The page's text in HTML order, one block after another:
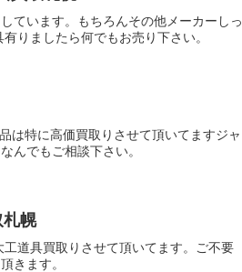
ています。もちろんその他メーカーしっ
りましたら何でもお売り下さい。
は特に高価買取りさせて頂いてますジャ
んでもご相談下さい。
札幌
道具買取りさせて頂いてます。ご不要
きます。